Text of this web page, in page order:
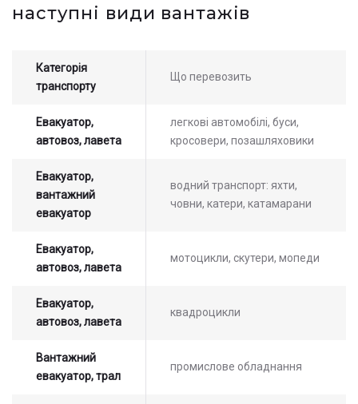
наступні види вантажів
Категорія
транспорту
Що перевозить
Евакуатор,
автовоз, лавета
легкові автомобілі, буси,
кросовери, позашляховики
Евакуатор,
вантажний
евакуатор
водний транспорт: яхти,
човни, катери, катамарани
Евакуатор,
автовоз, лавета
мотоцикли, скутери, мопеди
Евакуатор,
автовоз, лавета
квадроцикли
Вантажний
евакуатор, трал
промислове обладнання